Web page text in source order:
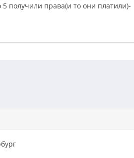
5 получили права(и то они платили)-